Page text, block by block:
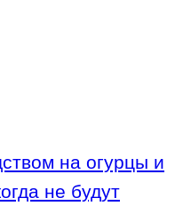
на огурцы и
не будут